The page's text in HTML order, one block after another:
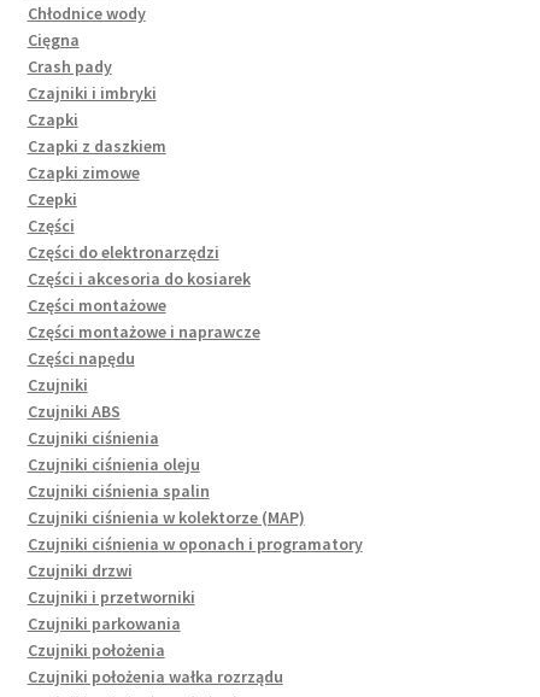
Chłodnice wody
Cięgna
Crash pady
Czajniki i imbryki
Czapki
Czapki z daszkiem
Czapki zimowe
Czepki
Części
Części do elektronarzędzi
Części i akcesoria do kosiarek
Części montażowe
Części montażowe i naprawcze
Części napędu
Czujniki
Czujniki ABS
Czujniki ciśnienia
Czujniki ciśnienia oleju
Czujniki ciśnienia spalin
Czujniki ciśnienia w kolektorze (MAP)
Czujniki ciśnienia w oponach i programatory
Czujniki drzwi
Czujniki i przetworniki
Czujniki parkowania
Czujniki położenia
Czujniki położenia wałka rozrządu